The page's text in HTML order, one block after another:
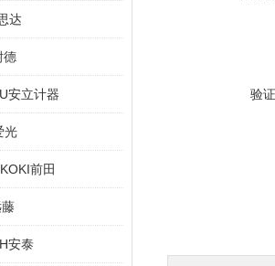
达
德
安立计器
光
前田
安泰
验